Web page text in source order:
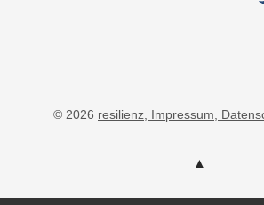
© 2026 resilienz , Impressum ,